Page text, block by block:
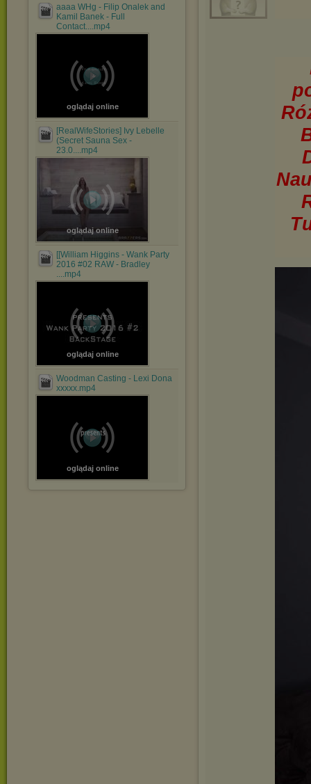
aaaa WHg - Filip Onalek and
Kamil Banek - Full
Contact....mp4
oglądaj online
[RealWifeStories] Ivy Lebelle
(Secret Sauna Sex -
23.0....mp4
oglądaj online
[[William Higgins - Wank Party
2016 #02 RAW - Bradley
....mp4
oglądaj online
Woodman Casting - Lexi Dona
xxxxx.mp4
oglądaj online